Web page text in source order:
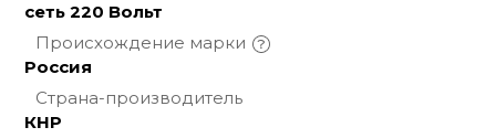
сеть 220 Вольт
Происхождение марки
Россия
Страна-производитель
КНР